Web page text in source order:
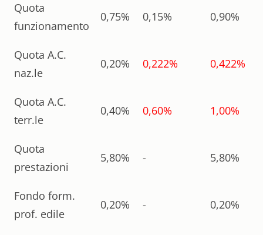
Quota
funzionamento
0,75% 0,15% 0,90%
Quota A.C.
naz.le
0,20% 0,222% 0,422%
Quota A.C.
terr.le
0,40% 0,60% 1,00%
Quota
prestazioni
5,80% - 5,80%
Fondo form.
prof. edile
0,20% - 0,20%